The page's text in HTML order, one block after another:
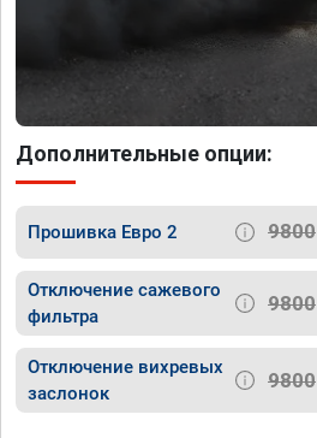
Дополнительные опции:
Прошивка Евро 2 9800
Отключение сажевого
фильтра
9800
Отключение вихревых
заслонок
9800